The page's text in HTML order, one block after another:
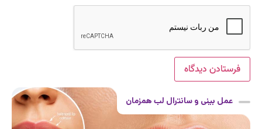
عمل بینی و سانترال لب همزمان